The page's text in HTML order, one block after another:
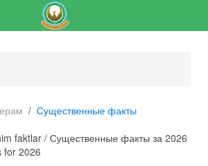
Существенные факты
faktlar / Существенные факты за 2026
for 2026